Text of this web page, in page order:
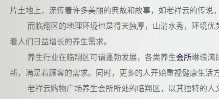
片土地上，流传着许多美丽的典故和故事，如老祥云的传说
而临翔区的地理环境也是得天独厚，山清水秀，环境
着人们日益增长的养生需求。
养生行业在临翔区可谓蓬勃发展，各类养生会所琳琅满
新，满足着顾客的需求。同时，更多的人开始重视健康生活
老祥云购物广场养生会所所处的临翔区，以其独特的